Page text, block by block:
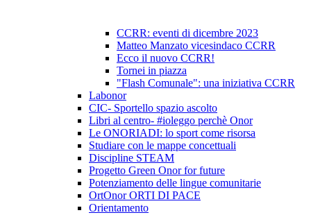
CCRR: eventi di dicembre 2023
Matteo Manzato vicesindaco CCRR
Ecco il nuovo CCRR!
Tornei in piazza
"Flash Comunale": una iniziativa CCRR
Labonor
CIC- Sportello spazio ascolto
Libri al centro- #ioleggo perchè Onor
Le ONORIADI: lo sport come risorsa
Studiare con le mappe concettuali
Discipline STEAM
Progetto Green Onor for future
Potenziamento delle lingue comunitarie
OrtOnor ORTI DI PACE
Orientamento